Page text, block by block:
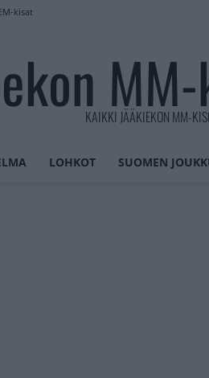
kisat
KAIKKI JÄÄKIEKON MM-
LOHKOT SUOMEN